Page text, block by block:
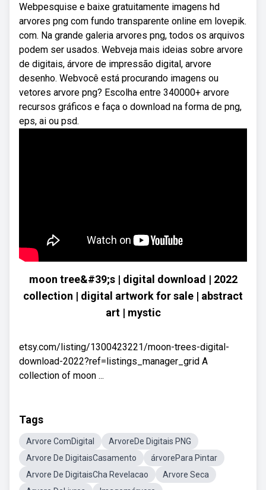
Webpesquise e baixe gratuitamente imagens hd
arvores png com fundo transparente online em lovepik.
com. Na grande galeria arvores png, todos os arquivos
podem ser usados. Webveja mais ideias sobre arvore
de digitais, árvore de impressão digital, arvore
desenho. Webvocê está procurando imagens ou
vetores arvore png? Escolha entre 340000+ arvore
recursos gráficos e faça o download na forma de png,
eps, ai ou psd.
moon tree&#39;s | digital download | 2022
collection | digital artwork for sale | abstract
art | mystic
etsy.com/listing/1300423221/moon-trees-digital-
download-2022?ref=listings_manager_grid A
collection of moon ...
Tags
Arvore ComDigital
ArvoreDe Digitais PNG
Arvore De DigitaisCasamento
árvorePara Pintar
Arvore De DigitaisCha Revelacao
Arvore Seca